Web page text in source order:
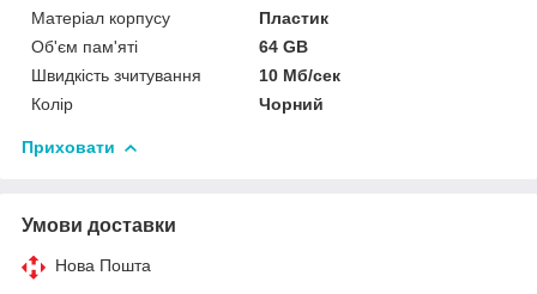
Матеріал корпусу
Пластик
Об'єм пам'яті
64 GB
Швидкість зчитування
10 Мб/сек
Колір
Чорний
Приховати
Умови доставки
Нова Пошта